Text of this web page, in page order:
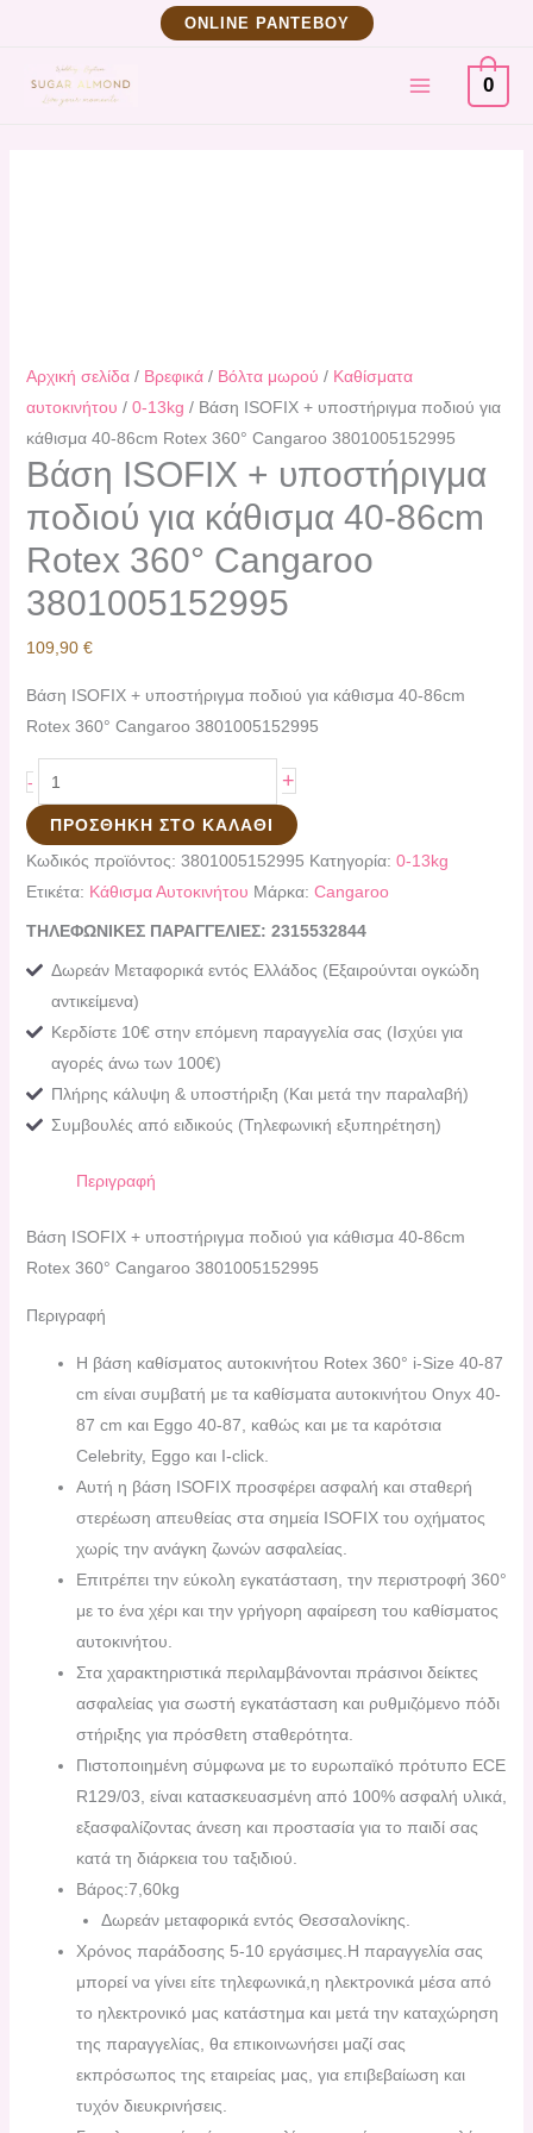
περιεχόμενο
ΟNLINE ΡΑΝΤΕΒΟΥ
MAIN
MENU
0
Αρχική σελίδα/ Βρεφικά/ Βόλτα μωρού / Καθίσματα
αυτοκινήτου / 0-13kg / Βάση ISOFIX + υποστήριγμα ποδιού για
κάθισμα 40-86cm Rotex 360° Cangaroo 3801005152995
Βάση ISOFIX + υποστήριγμα
ποδιού για κάθισμα 40-86cm
Rotex 360° Cangaroo
3801005152995
109,90 €
Βάση ISOFIX + υποστήριγμα ποδιού για κάθισμα 40-86cm
Rotex 360° Cangaroo 3801005152995
-
+
υποστήριγμα
3801005152995
ποσότητα
+
ΠΡΟΣΘΉΚΗ ΣΤΟ ΚΑΛΆΘΙ
Κωδικός προϊόντος: 3801005152995 Κατηγορία: 0-13kg
Ετικέτα: Kάθισμα Αυτοκινήτου Μάρκα: Cangaroo
ΤΗΛΕΦΩΝΙΚΕΣ ΠΑΡΑΓΓΕΛΙΕΣ: 2315532844
Δωρεάν Μεταφορικά εντός Ελλάδος (Εξαιρούνται ογκώδη
αντικείμενα)
Κερδίστε 10€ στην επόμενη παραγγελία σας (Ισχύει για
αγορές άνω των 100€)
Πλήρης κάλυψη & υποστήριξη (Και μετά την παραλαβή)
Συμβουλές από ειδικούς (Τηλεφωνική εξυπηρέτηση)
Περιγραφή
Βάση ISOFIX + υποστήριγμα ποδιού για κάθισμα 40-86cm
Rotex 360° Cangaroo 3801005152995
Περιγραφή
Η βάση καθίσματος αυτοκινήτου Rotex 360° i-Size 40-87
cm είναι συμβατή με τα καθίσματα αυτοκινήτου Onyx 40-
87 cm και Eggo 40-87, καθώς και με τα καρότσια
Celebrity, Eggo και I-click.
Αυτή η βάση ISOFIX προσφέρει ασφαλή και σταθερή
στερέωση απευθείας στα σημεία ISOFIX του οχήματος
χωρίς την ανάγκη ζωνών ασφαλείας.
Επιτρέπει την εύκολη εγκατάσταση, την περιστροφή 360°
με το ένα χέρι και την γρήγορη αφαίρεση του καθίσματος
αυτοκινήτου.
Στα χαρακτηριστικά περιλαμβάνονται πράσινοι δείκτες
ασφαλείας για σωστή εγκατάσταση και ρυθμιζόμενο πόδι
στήριξης για πρόσθετη σταθερότητα.
Πιστοποιημένη σύμφωνα με το ευρωπαϊκό πρότυπο ECE
R129/03, είναι κατασκευασμένη από 100% ασφαλή υλικά,
εξασφαλίζοντας άνεση και προστασία για το παιδί σας
κατά τη διάρκεια του ταξιδιού.
Βάρος:7,60kg
Δωρεάν μεταφορικά εντός Θεσσαλονίκης.
Χρόνος παράδοσης 5-10 εργάσιμες.H παραγγελία σας
μπορεί να γίνει είτε τηλεφωνικά,η ηλεκτρονικά μέσα από
το ηλεκτρονικό μας κατάστημα και μετά την καταχώρηση
της παραγγελίας, θα επικοινωνήσει μαζί σας
εκπρόσωπος της εταιρείας μας, για επιβεβαίωση και
τυχόν διευκρινήσεις.